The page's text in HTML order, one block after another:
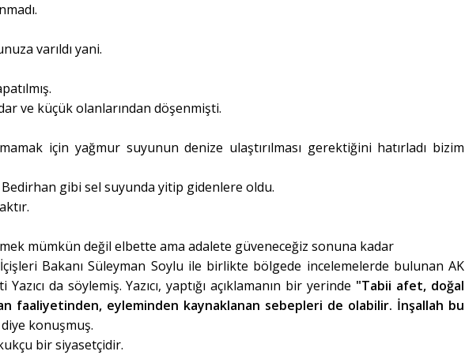
varıldı yani.
ve küçük olanlarından döşenmişti.
için yağmur suyunun denize ulaştırılması gerektiğini hatırladı bizim
gibi sel suyunda yitip gidenlere oldu.
mümkün değil elbette ama adalete güveneceğiz sonuna kadar
Bakanı Süleyman Soylu ile birlikte bölgede incelemelerde bulunan AK
da söylemiş. Yazıcı, yaptığı açıklamanın bir yerinde "Tabii afet, doğal
faaliyetinden, eyleminden kaynaklanan sebepleri de olabilir. İnşallah bu
diye konuşmuş.
bir siyasetçidir.